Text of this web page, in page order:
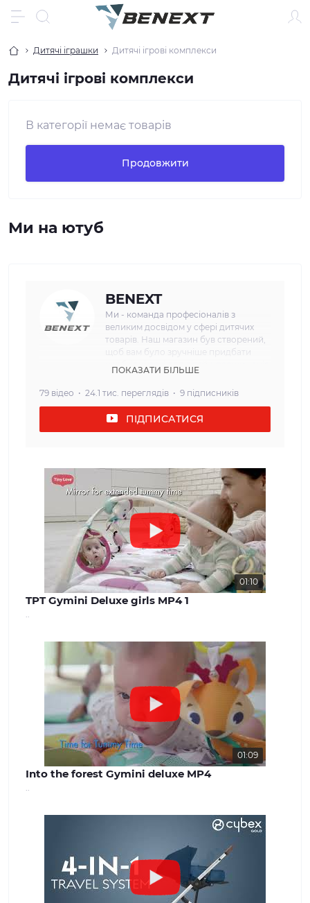
Дитячі іграшки Дитячі ігрові комплекси
Дитячі ігрові комплекси
В категорії немає товарів
Продовжити
Ми на ютуб
BENEXT
Ми - команда професіоналів з
великим досвідом у сфері дитячих
товарів. Наш магазин був створений,
щоб вам було зручніше придбати
життя. Наша мета: Ми прагнемо
забезпечити наших клієнтів
найвищою якістю та безпекою
дитячих товарів. Кожен товар, який
ми пропонуємо, проходить сувору
магазині ви знайдете широкий вибір
дитячих товарів, які задовольнять
потреби дітей різного віку. Від
комфортних та затишних колясок і
автокрісел до взуття та одягу для
дітей різного віку. Ми прагнемо
забезпечити нашим клієнтам
максимальний вибір і можливість
знайти все, що необхідно для
молодої сім'ї. Наші цінності: Ми
вважаємо, що довіра і задоволення
консультацію та вирішити будь-які
питання, що виникають. Наш сайт -
benext.com.ua
ПОКАЗАТИ БІЛЬШЕ
79 відео 24.1 тис. переглядів 9 підписників
ПІДПИСАТИСЯ
01:10
TPT Gymini Deluxe girls MP4 1
01:09
Into the forest Gymini deluxe MP4